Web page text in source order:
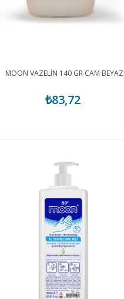
MOON VAZELİN 140 GR CAM BEYAZ
₺83,72